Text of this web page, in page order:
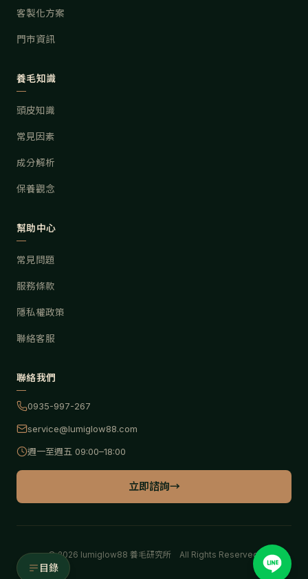
目錄
客製化方案
門市資訊
養毛知識
頭皮知識
常見因素
成分解析
保養觀念
幫助中心
常見問題
服務條款
隱私權政策
聯絡客服
聯絡我們
0935-997-267
service@lumiglow88.com
週一至週五 09:00–18:00
立即諮詢→
©2026 lumiglow88 養毛研究所 All Rights Reserved.